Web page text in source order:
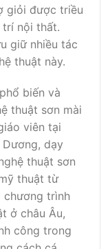
giỏi được triều
nội thất.
giữ nhiều tác
thuật này.
biến và
thuật sơn mài
viên tại
dạy
thuật sơn
thuật từ
chương trình
ở châu Âu,
công trong